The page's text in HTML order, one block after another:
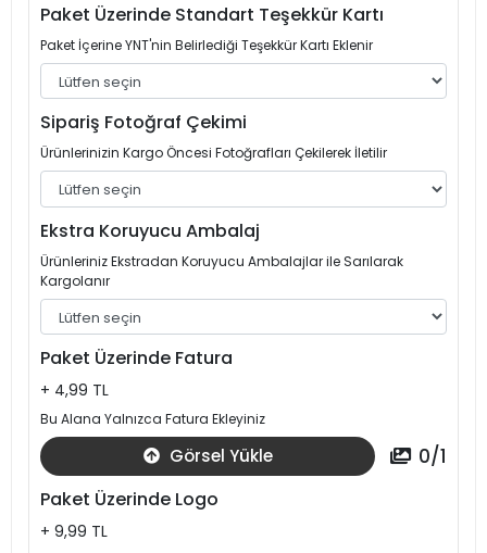
Paket Üzerinde Standart Teşekkür Kartı
Paket İçerine YNT'nin Belirlediği Teşekkür Kartı Eklenir
Sipariş Fotoğraf Çekimi
Ürünlerinizin Kargo Öncesi Fotoğrafları Çekilerek İletilir
Ekstra Koruyucu Ambalaj
Ürünleriniz Ekstradan Koruyucu Ambalajlar ile Sarılarak
Kargolanır
Paket Üzerinde Fatura
+ 4,99 TL
Bu Alana Yalnızca Fatura Ekleyiniz
Görsel Yükle 0/1
Paket Üzerinde Logo
+ 9,99 TL